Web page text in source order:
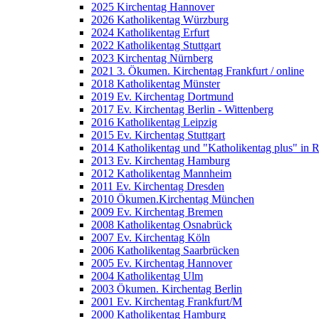
2025 Kirchentag Hannover
2026 Katholikentag Würzburg
2024 Katholikentag Erfurt
2022 Katholikentag Stuttgart
2023 Kirchentag Nürnberg
2021 3. Ökumen. Kirchentag Frankfurt / online
2018 Katholikentag Münster
2019 Ev. Kirchentag Dortmund
2017 Ev. Kirchentag Berlin - Wittenberg
2016 Katholikentag Leipzig
2015 Ev. Kirchentag Stuttgart
2014 Katholikentag und "Katholikentag plus" in
2013 Ev. Kirchentag Hamburg
2012 Katholikentag Mannheim
2011 Ev. Kirchentag Dresden
2010 Ökumen.Kirchentag München
2009 Ev. Kirchentag Bremen
2008 Katholikentag Osnabrück
2007 Ev. Kirchentag Köln
2006 Katholikentag Saarbrücken
2005 Ev. Kirchentag Hannover
2004 Katholikentag Ulm
2003 Ökumen. Kirchentag Berlin
2001 Ev. Kirchentag Frankfurt/M
2000 Katholikentag Hamburg